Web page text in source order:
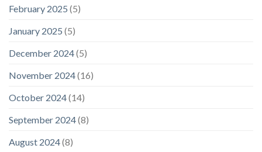
February 2025 (5)
January 2025 (5)
December 2024(5)
November 2024(16)
October 2024(14)
September 2024(8)
August 2024(8)